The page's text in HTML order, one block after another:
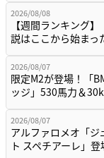
2026/08/08
【週間ランキング
説はここから始ま
2026/08/07
限定M2が登場！「
ッジ」530馬力＆
2026/08/07
アルファロメオ「
ト スペチアーレ」